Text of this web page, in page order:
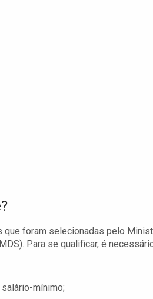
foram selecionadas pelo
Para se qualificar, é
mínimo;